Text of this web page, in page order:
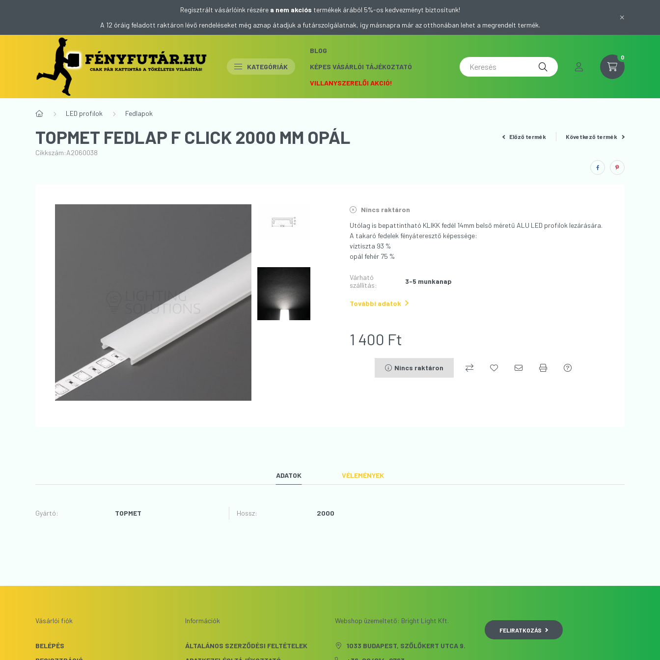
Regisztrált vásárlóink részére a nem akciós termékek árából 5%-os kedvezményt biztosítunk!
A 12 óráig feladott raktáron lévő rendeléseket még aznap átadjuk a futárszolgálatnak, így másnapra már az otthonában lehet a megrendelt termék.
KATEGÓRIÁK
BLOG
KÉPES VÁSÁRLÓI TÁJÉKOZTATÓ
VILLANYSZERELŐI AKCIÓ!
0
LED profilok Fedlapok
Előző termék Következő termék
TOPMET FEDLAP F CLICK 2000 MM OPÁL
Cikkszám:A2060038
Nincs raktáron
Utólag is bepattintható KLIKK fedél 14mm belső méretű ALU LED profilok lezárására.
A takaró fedelek fényáteresztő képessége:
víztiszta 93 %
opál fehér 75 %
Várható
szállítás: 3-5 munkanap
További adatok
1 400 Ft
Nincs raktáron
ADATOK VÉLEMÉNYEK
Gyártó: TOPMET Hossz: 2000
Vásárlói fiók
BELÉPÉS
Információk
ÁLTALÁNOS SZERZŐDÉSI FELTÉTELEK
Webshop üzemeltető: Bright Light Kft.
1033 BUDAPEST, SZŐLŐKERT UTCA 9.
FELIRATKOZÁS